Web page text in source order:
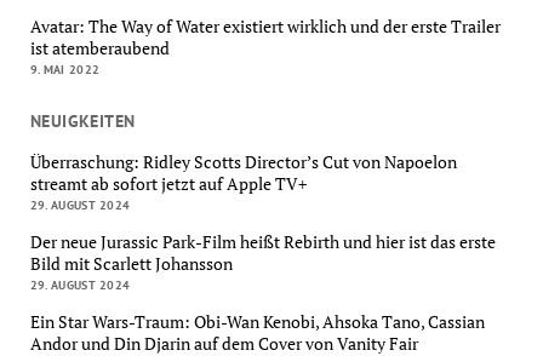
Avatar: The Way of Water existiert wirklich und der erste Trailer
ist atemberaubend
9. MAI 2022
NEUIGKEITEN
Überraschung: Ridley Scotts Director’s Cut von Napoelon
streamt ab sofort jetzt auf Apple TV+
29. AUGUST 2024
Der neue Jurassic Park-Film heißt Rebirth und hier ist das erste
Bild mit Scarlett Johansson
29. AUGUST 2024
Ein Star Wars-Traum: Obi-Wan Kenobi, Ahsoka Tano, Cassian
Andor und Din Djarin auf dem Cover von Vanity Fair